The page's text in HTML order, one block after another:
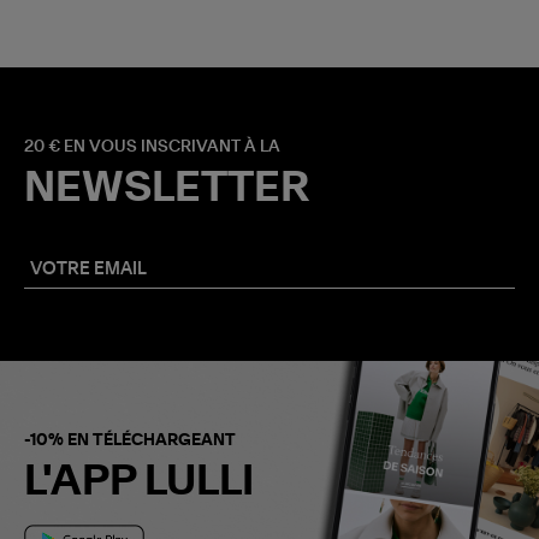
20 € EN VOUS INSCRIVANT À LA
NEWSLETTER
-10% EN TÉLÉCHARGEANT
L'APP LULLI